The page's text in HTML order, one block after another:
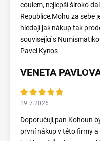
coulem, nejlepší široko
Republice.Mohu za sebe
hledají jak nákup tak
související s
Pavel Kynos
VENETA
19.7.2026
Doporučuji,pan Kohoun
první nákup v této firmy